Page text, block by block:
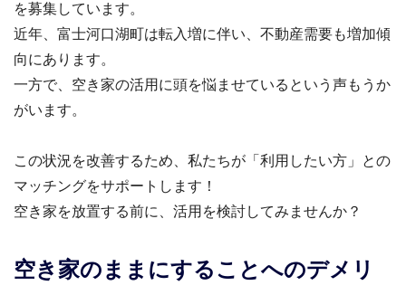
を募集しています。
近年、富士河口湖町は転入増に伴い、不動産需要も増加傾
向にあります。
一方で、空き家の活用に頭を悩ませているという声もうか
がいます。
この状況を改善するため、私たちが「利用したい方」との
マッチングをサポートします！
空き家を放置する前に、活用を検討してみませんか？
空き家のままにすることへのデメリ